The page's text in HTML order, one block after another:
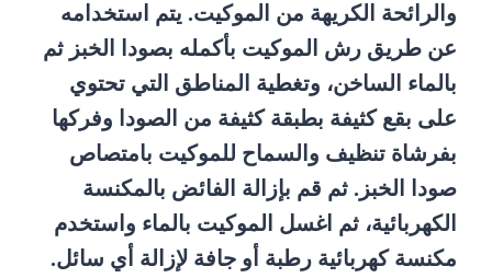
والرائحة الكريهة من الموكيت. يتم استخدامه
عن طريق رش الموكيت بأكمله بصودا الخبز ثم
بالماء الساخن، وتغطية المناطق التي تحتوي
على بقع كثيفة بطبقة كثيفة من الصودا وفركها
بفرشاة تنظيف والسماح للموكيت بامتصاص
صودا الخبز. ثم قم بإزالة الفائض بالمكنسة
الكهربائية، ثم اغسل الموكيت بالماء واستخدم
مكنسة كهربائية رطبة أو جافة لإزالة أي سائل.